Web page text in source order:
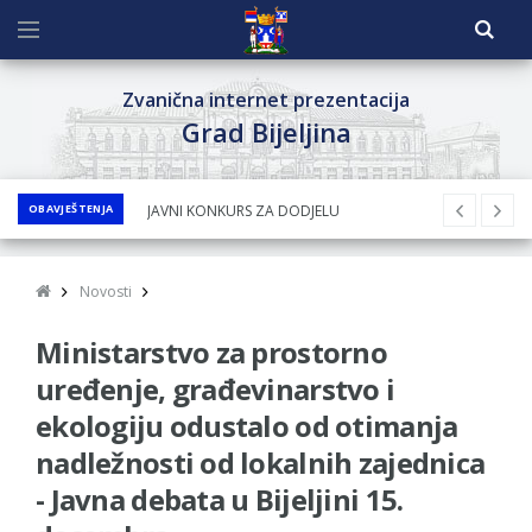
Zvanična internet prezentacija
Grad Bijeljina
OBAVJEŠTENJA
JAVNI KONKURS ZA DODJELU
BESPOVRATNIH SREDSTAVA ZA
ZA 2026. GODINU
Obavještenje za preduzetnika - Nenad
Nukić
PRELIMINARNA RANG LISTA KANDIDATA KOJI
SU OSTVARILI PRAVO NA GRADSKI MJESEČNI
BORAČKI DODATAK ZA DEMOBILISANE
Novosti
Ministarstvo za prostorno
uređenje, građevinarstvo i
ekologiju odustalo od otimanja
nadležnosti od lokalnih zajednica
- Javna debata u Bijeljini 15.